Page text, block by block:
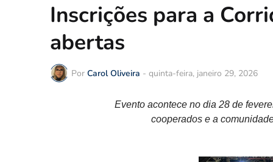
Inscrições para a
abertas
Por Carol Oliveira - quinta-feira, janeiro 29, 2026
Evento acontece no dia 28 de
cooperados e a